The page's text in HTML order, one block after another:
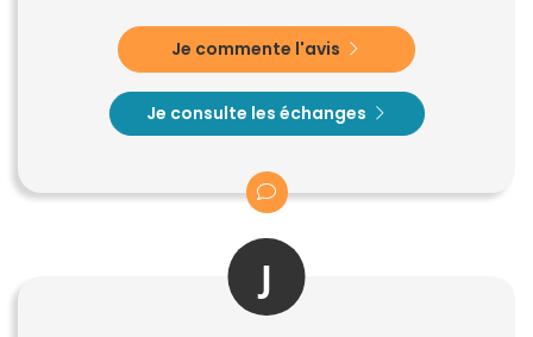
Je commente l'avis
Je consulte les échanges
J